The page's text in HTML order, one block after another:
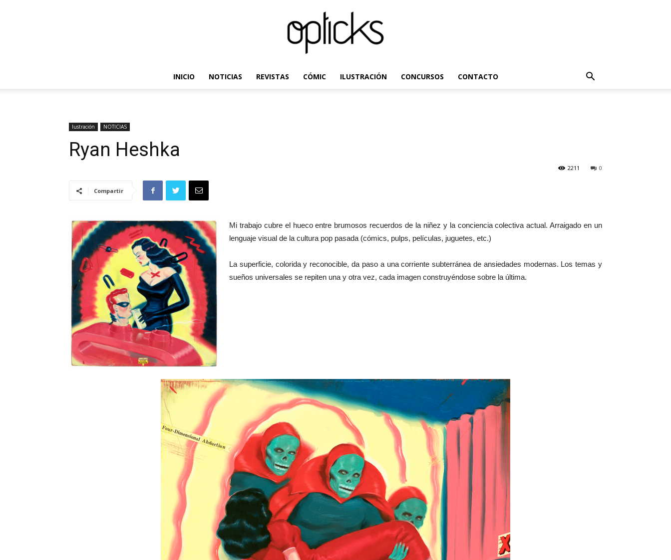
INICIO NOTICIAS REVISTAS CÓMIC ILUSTRACIÓN CONCURSOS CONTACTO
Iustración NOTICIAS
Ryan Heshka
0
2211
Compartir
Mi trabajo cubre el hueco entre brumosos recuerdos de la niñez y la conciencia colectiva actual. Arraigado en un
lenguaje visual de la cultura pop pasada (cómics, pulps, películas, juguetes, etc.)
La superficie, colorida y reconocible, da paso a una corriente subterránea de ansiedades modernas. Los temas y
sueños universales se repiten una y otra vez, cada imagen construyéndose sobre la última.